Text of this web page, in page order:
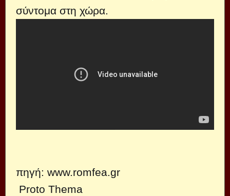
σύντομα στη χώρα.
πηγή: www.romfea.gr
Proto Thema